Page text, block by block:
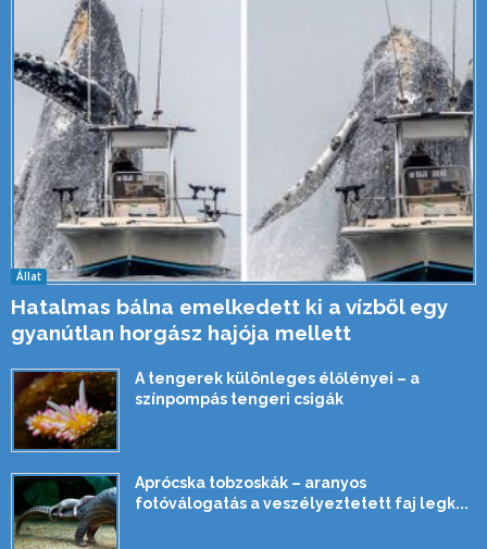
Állat
Hatalmas bálna emelkedett ki a vízből egy
gyanútlan horgász hajója mellett
A tengerek különleges élőlényei – a
színpompás tengeri csigák
Aprócska tobzoskák – aranyos
fotóválogatás a veszélyeztetett faj legk...